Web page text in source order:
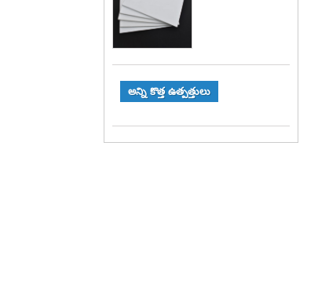
అన్ని కొత్త ఉత్పత్తులు